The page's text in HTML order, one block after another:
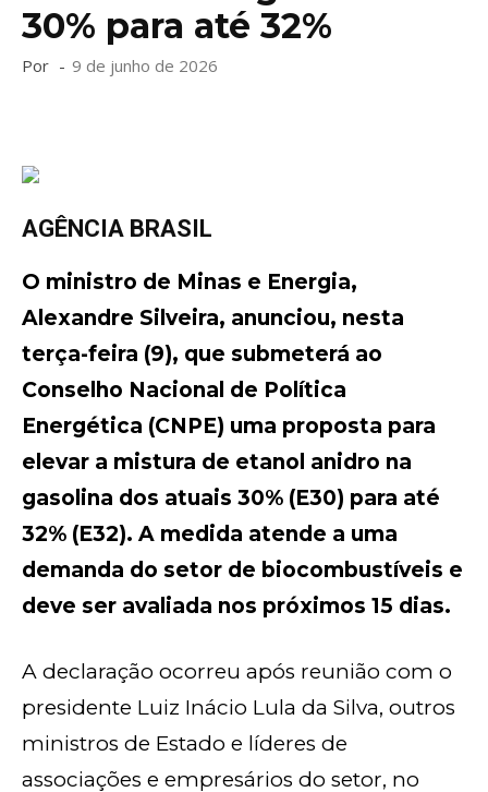
30% para até 32%
Por - 9 de junho de 2026
AGÊNCIA BRASIL
O ministro de Minas e Energia,
Alexandre Silveira, anunciou, nesta
terça-feira (9), que submeterá ao
Conselho Nacional de Política
Energética (CNPE) uma proposta para
elevar a mistura de etanol anidro na
gasolina dos atuais 30% (E30) para até
32% (E32). A medida atende a uma
demanda do setor de biocombustíveis e
deve ser avaliada nos próximos 15 dias.
A declaração ocorreu após reunião com o
presidente Luiz Inácio Lula da Silva, outros
ministros de Estado e líderes de
associações e empresários do setor, no